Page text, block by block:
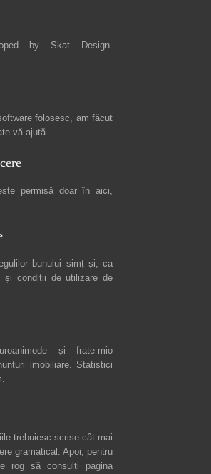
by Skat Design.
folosesc, am făcut
vă ajută.
permisă doar în aici,
bunului simț și, ca
și condiții de utilizare de
și frate-mio
imobiliare. Statistici
.
trebuiesc scrise cât mai
gramatical. Apoi, pentru
rog să consulți pagina